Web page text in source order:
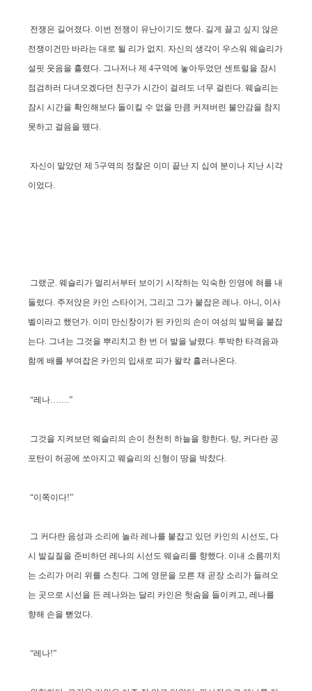
전쟁은 길어졌다. 이번 전쟁이 유난이기도 했다. 길게 끌고 싶지 않은
전쟁이건만 바라는 대로 될 리가 없지. 자신의 생각이 우스워 웨슬리가
설핏 웃음을 흘렸다. 그나저나 제 4구역에 놓아두었던 센트럴을 잠시
점검하러 다녀오겠다던 친구가 시간이 걸려도 너무 걸린다. 웨슬리는
잠시 시간을 확인해보다 돌이킬 수 없을 만큼 커져버린 불안감을 참지
못하고 걸음을 뗐다.
자신이 맡았던 제 5구역의 정찰은 이미 끝난 지 십여 분이나 지난 시각
이었다.
그랬군. 웨슬리가 멀리서부터 보이기 시작하는 익숙한 인영에 혀를 내
둘렀다. 주저앉은 카인 스타이거, 그리고 그가 붙잡은 레나. 아니, 이사
벨이라고 했던가. 이미 만신창이가 된 카인의 손이 여성의 발목을 붙잡
는다. 그녀는 그것을 뿌리치고 한 번 더 발을 날렸다. 투박한 타격음과
함께 배를 부여잡은 카인의 입새로 피가 왈칵 흘러나온다.
“레나…….”
그것을 지켜보던 웨슬리의 손이 천천히 하늘을 향한다. 탕, 커다란 공
포탄이 허공에 쏘아지고 웨슬리의 신형이 땅을 박찼다.
“이쪽이다!”
그 커다란 음성과 소리에 놀라 레나를 붙잡고 있던 카인의 시선도, 다
시 발길질을 준비하던 레나의 시선도 웨슬리를 향했다. 이내 소름끼치
는 소리가 머리 위를 스친다. 그에 영문을 모른 채 곧장 소리가 들려오
는 곳으로 시선을 든 레나와는 달리 카인은 헛숨을 들이켜고, 레나를
향해 손을 뻗었다.
“레나!”